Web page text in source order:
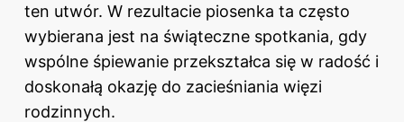
ten utwór. W rezultacie piosenka ta często
wybierana jest na świąteczne spotkania, gdy
wspólne śpiewanie przekształca się w radość i
doskonałą okazję do zacieśniania więzi
rodzinnych.